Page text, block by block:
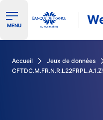
Ouvrir le menu de
MENU
Accueil Jeux de données